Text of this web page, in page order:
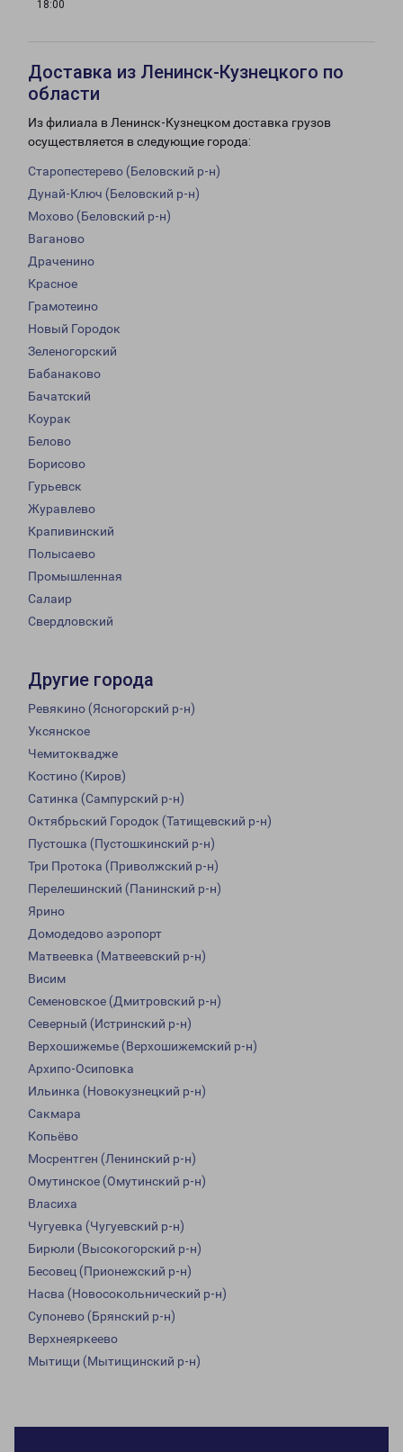
18:00
Доставка из Ленинск-Кузнецкого по
области
Из филиала в Ленинск-Кузнецком доставка грузов
осуществляется в следующие города:
Старопестерево (Беловский р-н)
Дунай-Ключ (Беловский р-н)
Мохово (Беловский р-н)
Ваганово
Драченино
Красное
Грамотеино
Новый Городок
Зеленогорский
Бабанаково
Бачатский
Коурак
Белово
Борисово
Гурьевск
Журавлево
Крапивинский
Полысаево
Промышленная
Салаир
Свердловский
Другие города
Ревякино (Ясногорский р-н)
Уксянское
Чемитоквадже
Костино (Киров)
Сатинка (Сампурский р-н)
Октябрьский Городок (Татищевский р-н)
Пустошка (Пустошкинский р-н)
Три Протока (Приволжский р-н)
Перелешинский (Панинский р-н)
Ярино
Домодедово аэропорт
Матвеевка (Матвеевский р-н)
Висим
Семеновское (Дмитровский р-н)
Северный (Истринский р-н)
Верхошижемье (Верхошижемский р-н)
Архипо-Осиповка
Ильинка (Новокузнецкий р-н)
Сакмара
Копьёво
Мосрентген (Ленинский р-н)
Омутинское (Омутинский р-н)
Власиха
Чугуевка (Чугуевский р-н)
Бирюли (Высокогорский р-н)
Бесовец (Прионежский р-н)
Насва (Новосокольнический р-н)
Супонево (Брянский р-н)
Верхнеяркеево
Мытищи (Мытищинский р-н)